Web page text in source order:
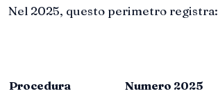
Nel 2025, questo perimetro registra:
Procedura
Numero 2025